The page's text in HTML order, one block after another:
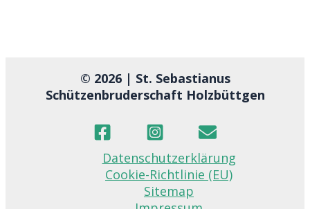
© 2026 | St. Sebastianus
Schützenbruderschaft Holzbüttgen
Datenschutzerklärung
Cookie-Richtlinie (EU)
Sitemap